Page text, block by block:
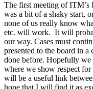
The first meeting of ITM’s
was a bit of a shaky start,
none of us really know
etc. will work. It will
our way. Cases must
presented to the board in
done before. Hopefully we
where we show respect for
will be a useful link